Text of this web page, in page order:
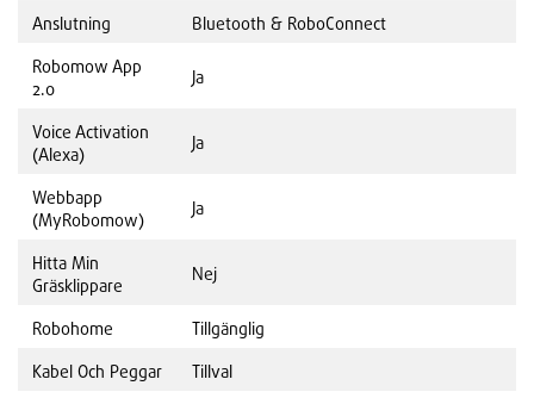
Anslutning Bluetooth & RoboConnect
Robomow App
2.0
Ja
Voice Activation
(Alexa)
Ja
Webbapp
(MyRobomow)
Ja
Hitta Min
Gräsklippare
Nej
Robohome Tillgänglig
Kabel Och Peggar Tillval